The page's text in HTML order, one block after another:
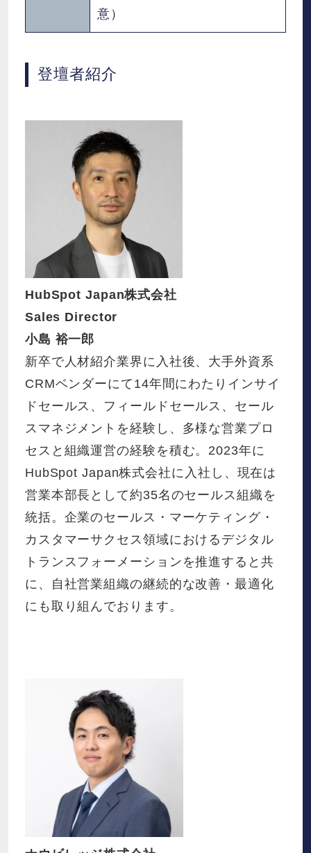
意）
登壇者紹介
HubSpot Japan株式会社
Sales Director
小島 裕一郎
新卒で人材紹介業界に入社後、大手外資系
CRMベンダーにて14年間にわたりインサイ
ドセールス、フィールドセールス、セール
スマネジメントを経験し、多様な営業プロ
セスと組織運営の経験を積む。2023年に
HubSpot Japan株式会社に入社し、現在は
営業本部長として約35名のセールス組織を
統括。企業のセールス・マーケティング・
カスタマーサクセス領域におけるデジタル
トランスフォーメーションを推進すると共
に、自社営業組織の継続的な改善・最適化
にも取り組んでおります。